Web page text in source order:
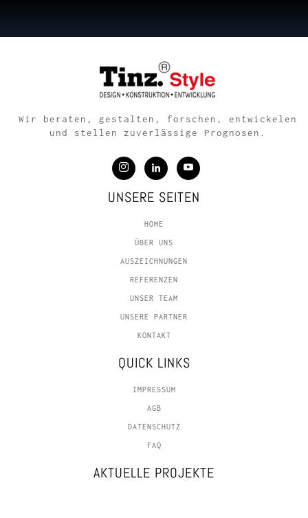
Wir beraten, gestalten, forschen, entwickelen
und stellen zuverlässige Prognosen.
UNSERE SEITEN
HOME
ÜBER UNS
AUSZEICHNUNGEN
REFERENZEN
UNSER TEAM
UNSERE PARTNER
KONTAKT
QUICK LINKS
IMPRESSUM
AGB
DATENSCHUTZ
FAQ
AKTUELLE PROJEKTE